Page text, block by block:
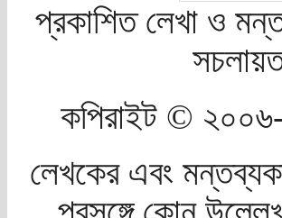
প্রকাশিত লেখা ও
কপিরাইট ©
লেখকের এবং